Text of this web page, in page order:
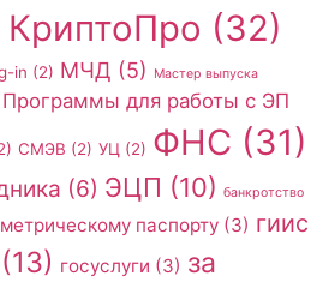
КриптоПро (32)
in (2) МЧД (5)
Мастер выпуска
Программы для работы с ЭП
СМЭВ (2) УЦ (2) ФНС (31)
(6) ЭЦП (10) банкротство
паспорту (3) гиис
(13) госуслуги (3) за